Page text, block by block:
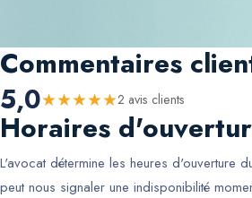
Commentaires
5,0★★★★★2 avis clients
Horaires
L'avocat détermine les heures d'ouverture
peut nous signaler une indisponibilité